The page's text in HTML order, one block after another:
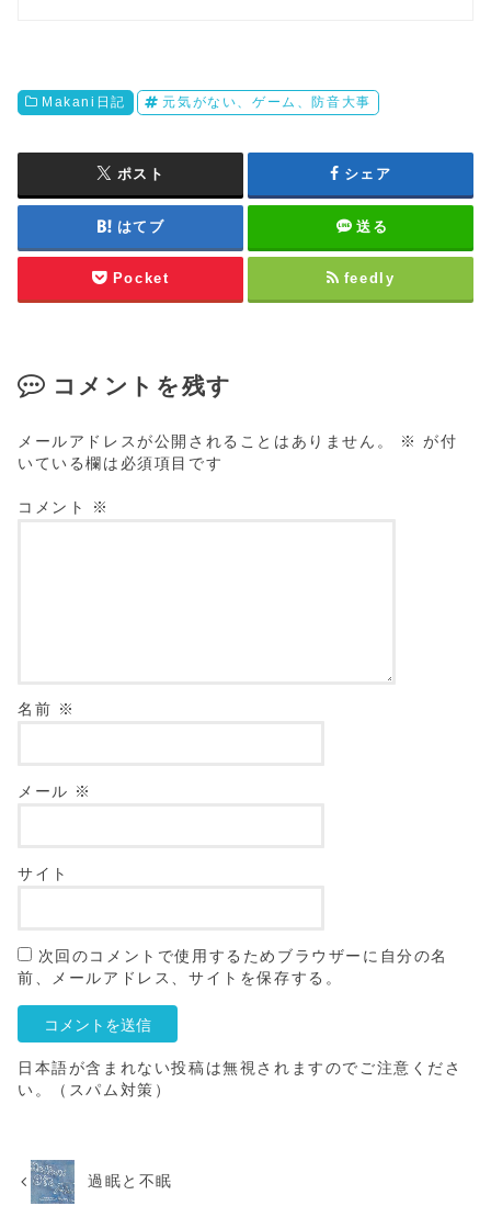
Makani日記 元気がない、ゲーム、防音大事
ポスト シェア
はてブ 送る
Pocket feedly
コメントを残す
メールアドレスが公開されることはありません。 ※ が付
いている欄は必須項目です
コメント ※
名前 ※
メール ※
サイト
次回のコメントで使用するためブラウザーに自分の名
前、メールアドレス、サイトを保存する。
日本語が含まれない投稿は無視されますのでご注意くださ
い。（スパム対策）
過眠と不眠